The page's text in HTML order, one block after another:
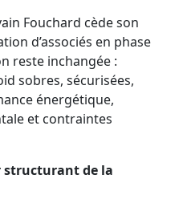
Fouchard cède son
d’associés en phase
reste inchangée :
sobres, sécurisées,
énergétique,
et contraintes
structurant de la